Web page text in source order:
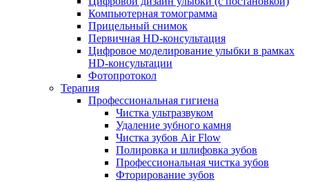
Компьютерная томограмма
Прицельный снимок
Первичная HD-консультация
Цифровое моделирование улыбки в рамках
HD-консультации
Фотопротокол
Терапия
Профессиональная гигиена
Чистка ультразвуком
Удаление зубного камня
Чистка зубов Air Flow
Полировка и шлифовка зубов
Профессиональная чистка зубов
Фторирование зубов